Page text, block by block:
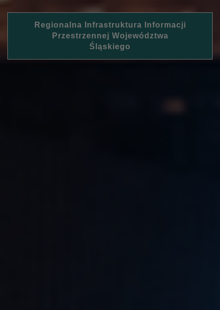
Regionalna Infrastruktura Informacji
Przestrzennej Województwa
Śląskiego